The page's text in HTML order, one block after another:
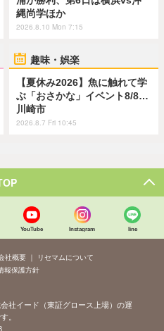
縄尚学ほか
2026.8.10 Mon 7:15
趣味・娯楽
【夏休み2026】魚に触れて学
ぶ「おさかな」イベント8/8…
川崎市
2026.8.7 Fri 10:45
YouTube Instagram line
社概要
リセマムについて
報保護方針
社イード（東証グロース上場）の運
。